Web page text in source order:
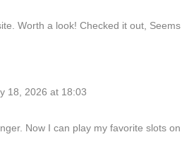
Worth a look! Checked it out,
18, 2026 at 18:03
Now I can play my favorite slots